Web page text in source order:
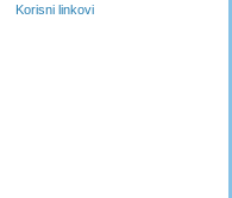
Korisni linkovi